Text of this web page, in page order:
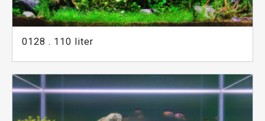
0128 . 110 liter